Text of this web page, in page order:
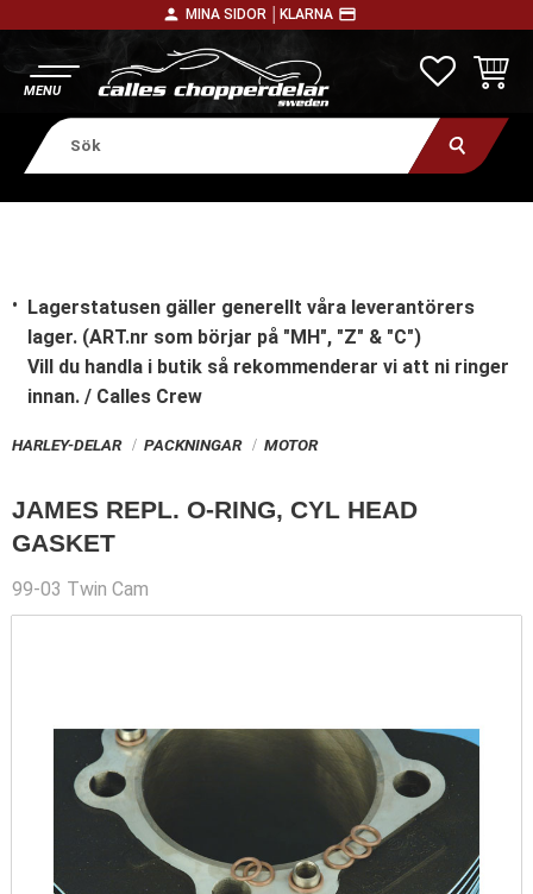
person MINA SIDOR │ KLARNA payment
Lagerstatusen gäller generellt våra leverantörers
lager. (ART.nr som börjar på "MH", "Z" & "C")
Vill du handla i butik så rekommenderar vi att ni ringer
innan. / Calles Crew
HARLEY-DELAR PACKNINGAR MOTOR
JAMES REPL. O-RING, CYL HEAD
GASKET
99-03 Twin Cam